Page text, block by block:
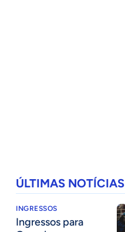
ÚLTIMAS NOTÍCIAS
INGRESSOS
Ingressos para